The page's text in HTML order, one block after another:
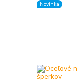
Novinka